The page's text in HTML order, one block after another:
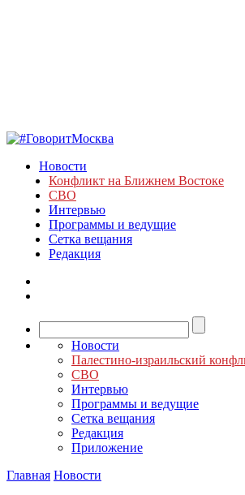
Новости
Конфликт на Ближнем Востоке
СВО
Интервью
Программы и ведущие
Сетка вещания
Редакция
Новости
Палестино-израильский
СВО
Интервью
Программы и ведущие
Сетка вещания
Редакция
Приложение
Главная Новости